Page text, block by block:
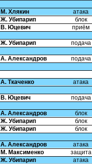
М. Хлякин
атака
Ж. Убипарип
блок
В. Юцевич приём
Ж. Убипарип подача
А. Александров подача
А. Ткаченко атака
В. Юцевич подача
А. Александров
блок
Ж. Убипарип
блок
Ж. Убипарип блок
А. Александров
атака
М. Максименко
защита
Ж. Убипарип
атака